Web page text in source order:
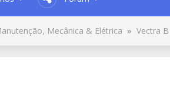
Mecânica & Elétrica » Vectra B